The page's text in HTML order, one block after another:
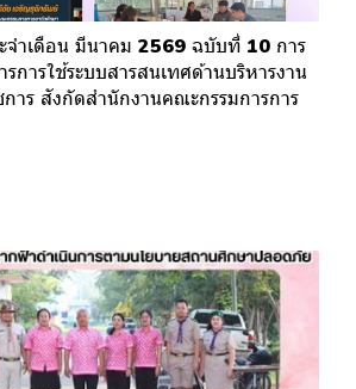
จำเดือน มีนาคม 2569 ฉบับที่ 10 การ
การใช้ระบบสารสนเทศด้านบริหารงาน
าร สังกัดสำนักงานคณะกรรมการการ